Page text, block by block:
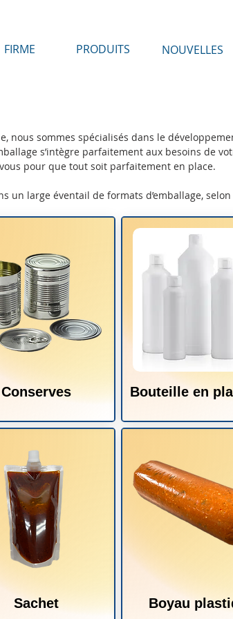
FIRME PRODUITS NOUVELLES
nous sommes spécialisés dans le
s’intègre parfaitement aux besoins de
pour que tout soit parfaitement en place.
un large éventail de formats d’emballage, selon
Conserves
Sachet
Bouteille en
Boyau